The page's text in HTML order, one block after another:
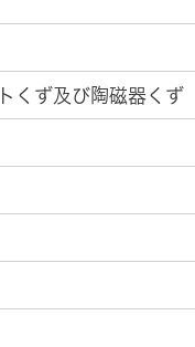
くず及び陶磁器くず